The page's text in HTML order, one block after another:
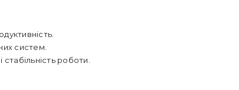
систем.
стабільність роботи.